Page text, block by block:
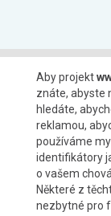
Aby projekt
znáte, abyste
hledáte,
reklamou,
používáme
identifikátory
o vašem
Některé z
nezbytné pro